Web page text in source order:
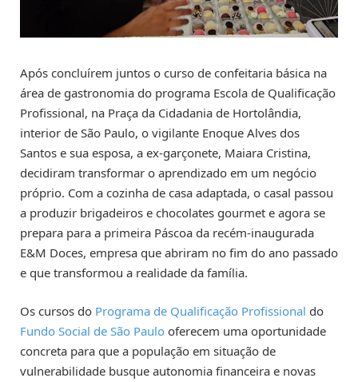
Após concluírem juntos o curso de confeitaria básica na
área de gastronomia do programa Escola de Qualificação
Profissional, na Praça da Cidadania de Hortolândia,
interior de São Paulo, o vigilante Enoque Alves dos
Santos e sua esposa, a ex-garçonete, Maiara Cristina,
decidiram transformar o aprendizado em um negócio
próprio. Com a cozinha de casa adaptada, o casal passou
a produzir brigadeiros e chocolates gourmet e agora se
prepara para a primeira Páscoa da recém-inaugurada
E&M Doces, empresa que abriram no fim do ano passado
e que transformou a realidade da família.
Os cursos do Programa de Qualificação Profissional do
Fundo Social de São Paulo oferecem uma oportunidade
concreta para que a população em situação de
vulnerabilidade busque autonomia financeira e novas